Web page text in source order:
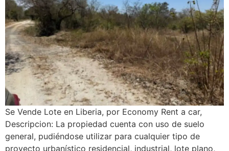
Se Vende Lote en Liberia, por Economy Rent a car,
Descripcion: La propiedad cuenta con uso de suelo
general, pudiéndose utilizar para cualquier tipo de
proyecto urbanístico residencial, industrial, lote plano,